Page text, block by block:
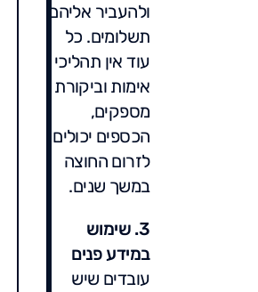
ולהעביר אליהם
תשלומים. כל
עוד אין תהליכי
אימות וביקורת
מספקים,
הכספים יכולים
לזרום החוצה
במשך שנים.
3. שימוש
במידע פנים
עובדים שיש